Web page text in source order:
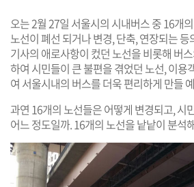
털
오는 2월 27일 서울시의 시내버스 중 16개
노선이 폐선 되거나 변경, 단축, 연장되는
기사의 애로사항이 컸던 노선을 비롯해 버
하여 시민들이 큰 불편을 겪었던 노선, 이용
여 서울시내의 버스를 더욱 편리하게 만들
과연 16개의 노선들은 어떻게 변경되고, 시
어느 정도일까. 16개의 노선을 낱낱이 분석